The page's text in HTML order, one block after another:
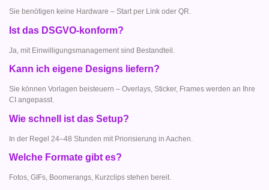
Sie benötigen keine Hardware – Start per Link oder QR.
Ist das DSGVO-konform?
Ja, mit Einwilligungsmanagement sind Bestandteil.
Kann ich eigene Designs liefern?
Sie können Vorlagen beisteuern – Overlays, Sticker, Frames werden an Ihre
CI angepasst.
Wie schnell ist das Setup?
In der Regel 24–48 Stunden mit Priorisierung in Aachen.
Welche Formate gibt es?
Fotos, GIFs, Boomerangs, Kurzclips stehen bereit.